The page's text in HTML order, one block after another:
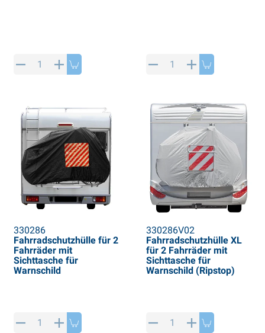
330286
Fahrradschutzhülle für 2
Fahrräder mit
Sichttasche für
Warnschild
330286V02
Fahrradschutzhülle XL
für 2 Fahrräder mit
Sichttasche für
Warnschild (Ripstop)